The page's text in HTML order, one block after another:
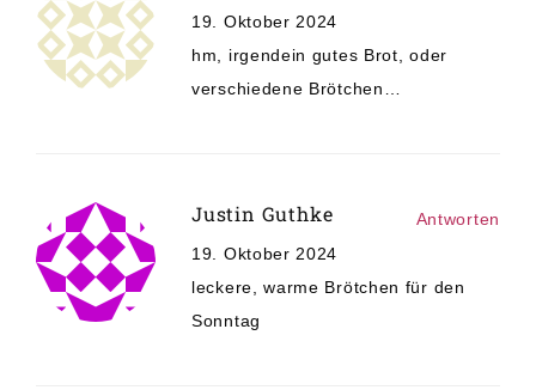
19. Oktober 2024
hm, irgendein gutes Brot, oder
verschiedene Brötchen…
Justin Guthke
19. Oktober 2024
leckere, warme Brötchen für den
Sonntag
Antworten